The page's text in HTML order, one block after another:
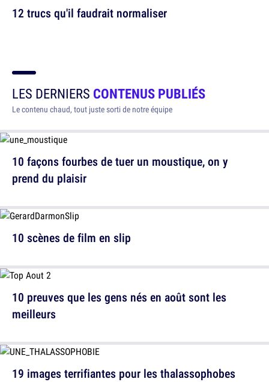
12 trucs qu'il faudrait normaliser
LES DERNIERS CONTENUS PUBLIÉS
Le contenu chaud, tout juste sorti de notre équipe
10 façons fourbes de tuer un moustique, on y
prend du plaisir
10 preuves que les gens nés en août sont les
meilleurs
10 scènes de film en slip
19 images terrifiantes pour les thalassophobes